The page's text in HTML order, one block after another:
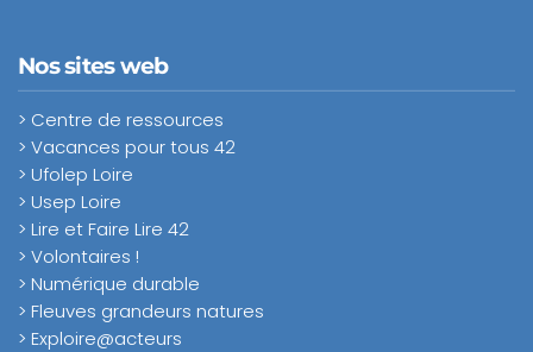
Nos sites web
> Centre de ressources
> Vacances pour tous 42
> Ufolep Loire
> Usep Loire
> Lire et Faire Lire 42
> Volontaires !
> Numérique durable
> Fleuves grandeurs natures
> Exploire@acteurs